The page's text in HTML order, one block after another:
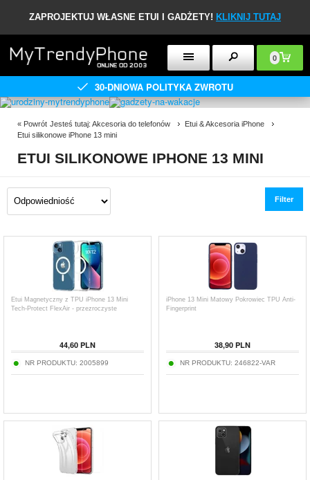
ZAPROJEKTUJ WŁASNE ETUI I GADŻETY! KLIKNIJ TUTAJ
0
30-DNIOWA POLITYKA ZWROTU
« Powrót Jesteś tutaj: Akcesoria do telefonów
Etui & Akcesoria iPhone
Etui silikonowe iPhone 13 mini
ETUI SILIKONOWE IPHONE 13 MINI
Filter
Etui Magnetyczny z TPU iPhone 13 Mini
Tech-Protect FlexAir - przezroczyste
44,60 PLN
NR PRODUKTU: 2005899
iPhone 13 Mini Matowy Pokrowiec TPU Anti-
Fingerprint
38,90 PLN
NR PRODUKTU: 246822-VAR